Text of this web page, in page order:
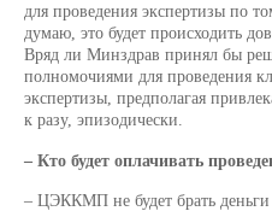
для проведения экспертизы по
думаю, это будет происходить
Вряд ли Минздрав принял бы
полномочиями для проведения
экспертизы, предполагая
к разу, эпизодически.
– Кто будет оплачивать
– ЦЭККМП не будет брать